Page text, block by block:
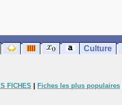
Culture
FICHES Fiches les plus populaires